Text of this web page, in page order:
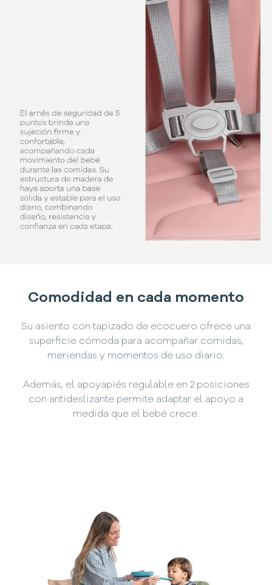
Comodidad en cada momento
Su asiento con tapizado de ecocuero ofrece una
superficie cómoda para acompañar comidas,
meriendas y momentos de uso diario.
Además, el apoyapiés regulable en 2 posiciones
con antideslizante permite adaptar el apoyo a
medida que el bebé crece.